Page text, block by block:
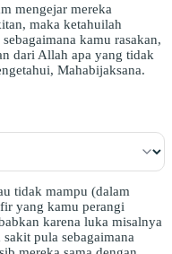
mengejar mereka
maka ketahuilah
kamu rasakan,
dari Allah apa yang tidak
Mahabijaksana.
tidak mampu (dalam
yang kamu perangi
karena luka misalnya
pula sebagaimana